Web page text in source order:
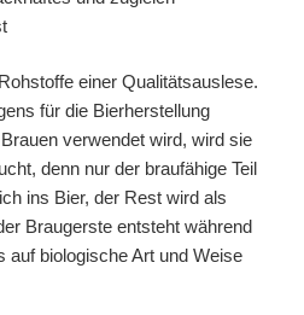
einer Qualitätsauslese.
für die Bierherstellung
verwendet wird, wird sie
denn nur der braufähige Teil
ins Bier, der Rest wird als
Braugerste entsteht während
auf biologische Art und Weise